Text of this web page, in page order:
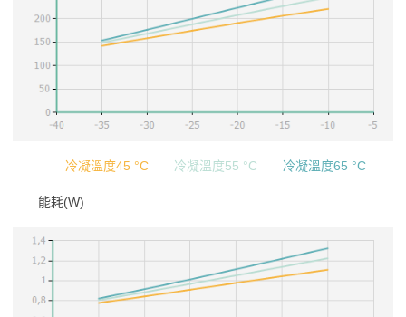
冷凝溫度45 °C 冷凝溫度55 °C 冷凝溫度65 °C
能耗(W)